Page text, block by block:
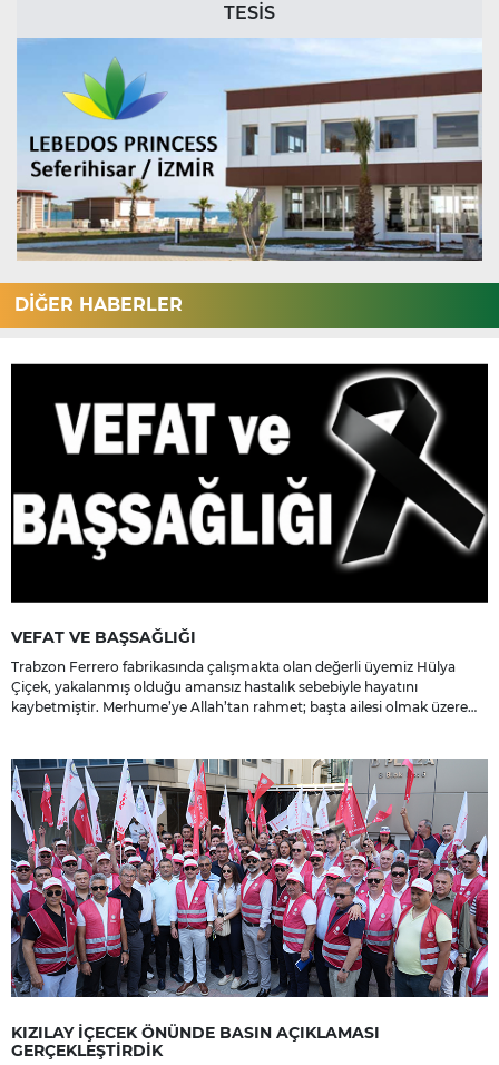
TESİS
DİĞER HABERLER
VEFAT VE BAŞSAĞLIĞI
Trabzon Ferrero fabrikasında çalışmakta olan değerli üyemiz Hülya
Çiçek, yakalanmış olduğu amansız hastalık sebebiyle hayatını
kaybetmiştir. Merhume’ye Allah’tan rahmet; başta ailesi olmak üzere
KIZILAY İÇECEK ÖNÜNDE BASIN AÇIKLAMASI
GERÇEKLEŞTİRDİK